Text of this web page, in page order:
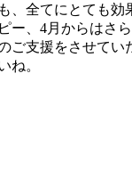
、全てにとても効
ー、4月からはさ
ご支援をさせてい
ね。